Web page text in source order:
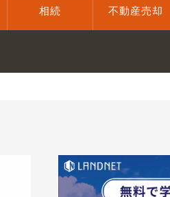
相続 不動産売却